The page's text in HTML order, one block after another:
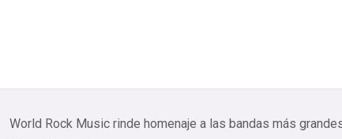
World Rock Music rinde homenaje a las bandas más